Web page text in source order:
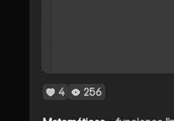
4 256